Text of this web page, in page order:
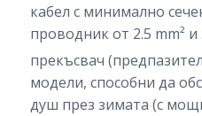
кабел с минимално
проводник от 2.5 mm²
прекъсвач
модели, способни да
душ през зимата (с